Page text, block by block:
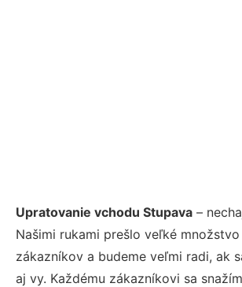
Upratovanie vchodu Stupava –
Našimi rukami prešlo veľké
zákazníkov a budeme veľmi radi, ak
aj vy. Každému zákazníkovi sa